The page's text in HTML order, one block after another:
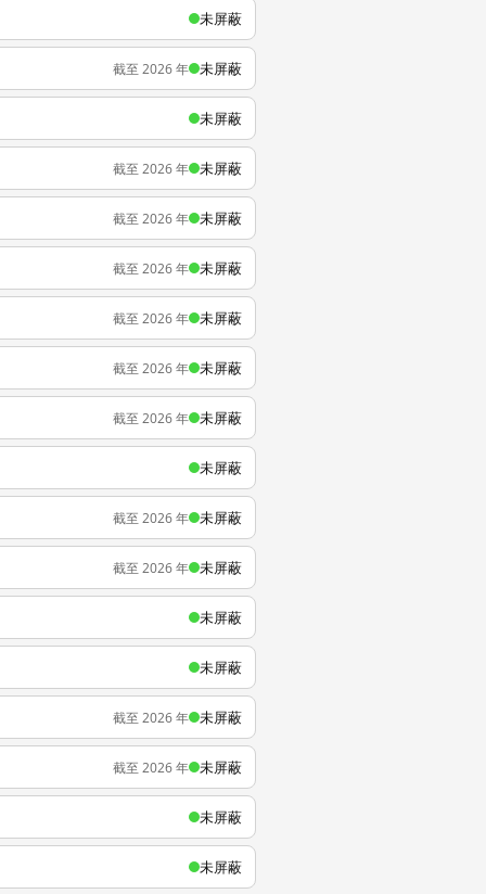
未屏蔽
截至 2026 年 未屏蔽
未屏蔽
截至 2026 年 未屏蔽
截至 2026 年 未屏蔽
截至 2026 年 未屏蔽
截至 2026 年 未屏蔽
截至 2026 年 未屏蔽
截至 2026 年 未屏蔽
未屏蔽
截至 2026 年 未屏蔽
截至 2026 年 未屏蔽
未屏蔽
未屏蔽
截至 2026 年 未屏蔽
截至 2026 年 未屏蔽
未屏蔽
未屏蔽